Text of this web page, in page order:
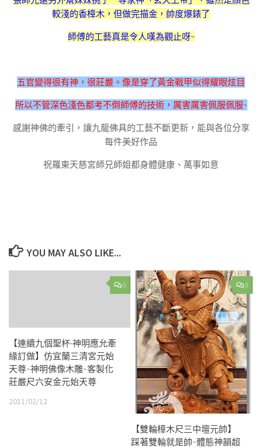
較淺的香樟木，但做完描金，帥度爆錶了
師傅的工藝真是令人嘆為觀止呀~
五官變得很有神，很莊嚴。像是穿了黃金戰甲似得耀眼炫目
所以不管深色淺色都考不倒師傅的技術，厲害厲害佩服佩服~
感謝神佛的牽引，讓九龍佛具的工藝不斷更新，能與各位分享
每件美好作品
祝羅東天慈宮師兄師姐都身體健康、萬事如意
YOU MAY ALSO LIKE...
0
【連續九個聖杯-神明應允牽
緣訂做】仿宜蘭三清宮元始
天尊~神明佛像木雕~客製化
莊嚴尺六安金元始天尊
2011/02/12
0
【雙輪樟木尺三中壇元帥】
踩著雙輪就是帥~體態神韻超